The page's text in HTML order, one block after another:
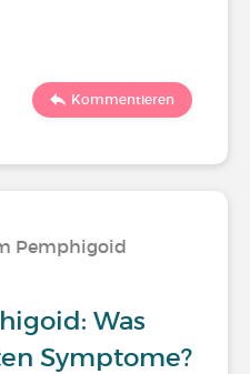
Kommentieren
Pemphigoid
Was
Symptome?